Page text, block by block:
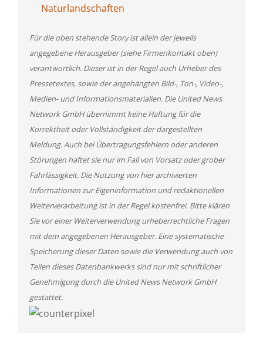
Naturlandschaften
Für die oben stehende Story ist allein der jeweils
angegebene Herausgeber (siehe Firmenkontakt oben)
verantwortlich. Dieser ist in der Regel auch Urheber des
Pressetextes, sowie der angehängten Bild-, Ton-, Video-,
Medien- und Informationsmaterialien. Die United News
Network GmbH übernimmt keine Haftung für die
Korrektheit oder Vollständigkeit der dargestellten
Meldung. Auch bei Übertragungsfehlern oder anderen
Störungen haftet sie nur im Fall von Vorsatz oder grober
Fahrlässigkeit. Die Nutzung von hier archivierten
Informationen zur Eigeninformation und redaktionellen
Weiterverarbeitung ist in der Regel kostenfrei. Bitte klären
Sie vor einer Weiterverwendung urheberrechtliche Fragen
mit dem angegebenen Herausgeber. Eine systematische
Speicherung dieser Daten sowie die Verwendung auch von
Teilen dieses Datenbankwerks sind nur mit schriftlicher
Genehmigung durch die United News Network GmbH
gestattet.